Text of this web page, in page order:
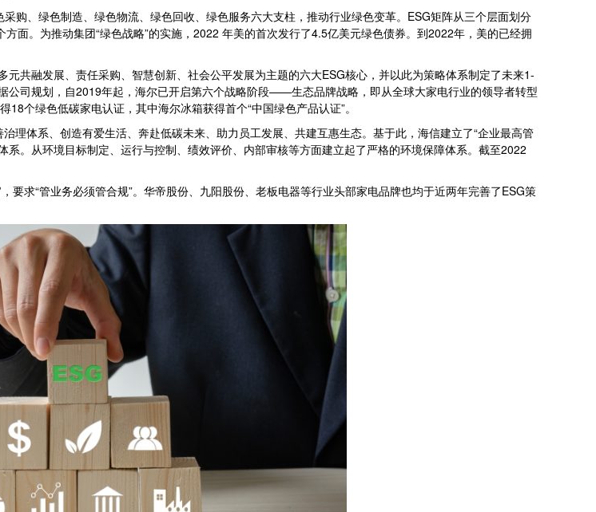
、绿色制造、绿色物流、绿色回收、绿色服务六大支柱，推动行业绿色变革。ESG矩阵从三个层面划分
面。为推动集团“绿色战略”的实施，2022 年美的首次发行了4.5亿美元绿色债券。到2022年，美的已经拥
融发展、责任采购、智慧创新、社会公平发展为主题的六大ESG核心，并以此为策略体系制定了未来1-
公司规划，自2019年起，海尔已开启第六个战略阶段——生态品牌战略，即从全球大家电行业的领导者转型
个绿色低碳家电认证，其中海尔冰箱获得首个“中国绿色产品认证”。
体系、创造有爱生活、奔赴低碳未来、助力员工发展、共建互惠生态。基于此，海信建立了“企业最高管
。从环境目标制定、运行与控制、绩效评价、内部审核等方面建立起了严格的环境保障体系。截至2022
求“管业务必须管合规”。华帝股份、九阳股份、老板电器等行业头部家电品牌也均于近两年完善了ESG策